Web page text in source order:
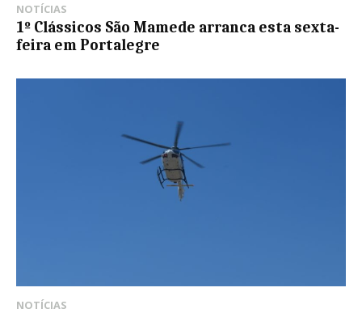
NOTÍCIAS
1º Clássicos São Mamede arranca esta sexta-
feira em Portalegre
NOTÍCIAS